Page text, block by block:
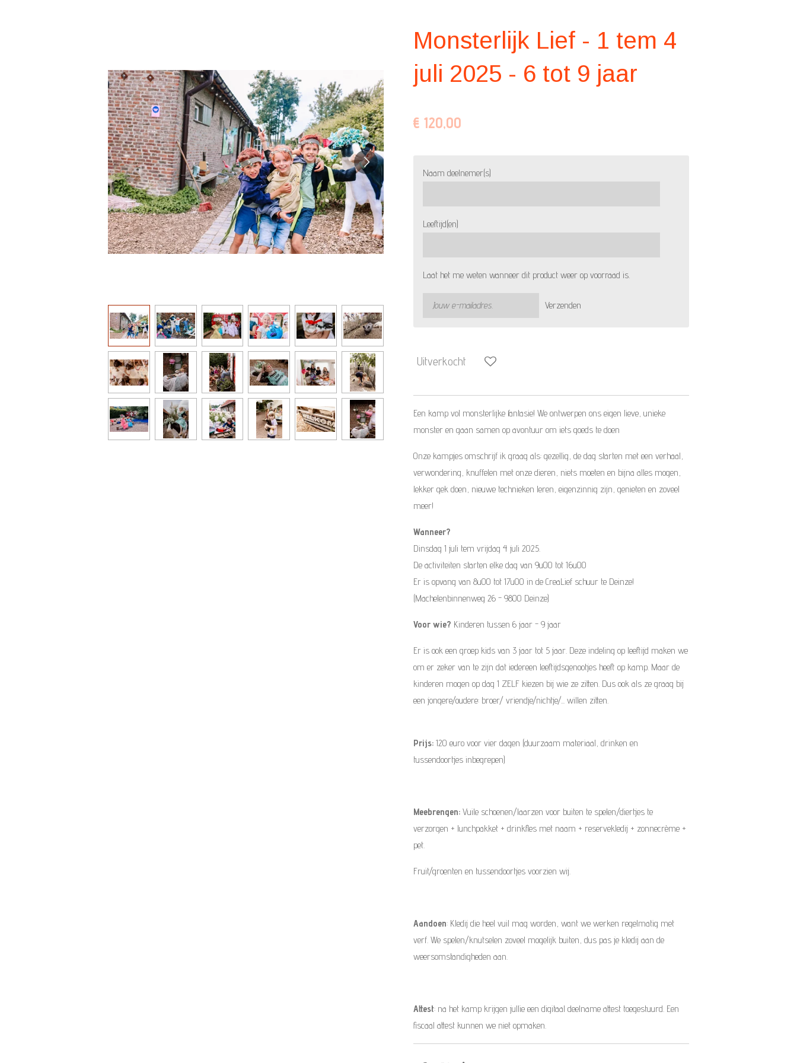
Monsterlijk Lief - 1 tem 4
juli 2025 - 6 tot 9 jaar
€ 120,00
Naam deelnemer(s)
Leeftijd(en)
Laat het me weten wanneer dit product weer op voorraad is.
Verzenden
Uitverkocht
Een kamp vol monsterlijke fantasie! We ontwerpen ons eigen lieve, unieke
monster en gaan samen op avontuur om iets goeds te doen
Onze kampjes omschrijf ik graag als: gezellig, de dag starten met een verhaal,
verwondering, knuffelen met onze dieren, niets moeten en bijna alles mogen,
lekker gek doen, nieuwe technieken leren, eigenzinnig zijn, genieten en zoveel
meer!
Wanneer?
Dinsdag 1 juli tem vrijdag 4 juli 2025.
De activiteiten starten elke dag van 9u00 tot 16u00
Er is opvang van 8u00 tot 17u00 in de CreaLief schuur te Deinze!
(Machelenbinnenweg 26 - 9800 Deinze)
Voor wie? Kinderen tussen 6 jaar - 9 jaar
Er is ook een groep kids van 3 jaar tot 5 jaar. Deze indeling op leeftijd maken we
om er zeker van te zijn dat iedereen leeftijdsgenootjes heeft op kamp. Maar de
kinderen mogen op dag 1 ZELF kiezen bij wie ze zitten. Dus ook als ze graag bij
een jongere/oudere: broer/ vriendje/nichtje/... willen zitten.
Prijs: 120 euro voor vier dagen (duurzaam materiaal, drinken en
tussendoortjes inbegrepen)
Meebrengen: Vuile schoenen/laarzen voor buiten te spelen/diertjes te
verzorgen + lunchpakket + drinkfles met naam + reservekledij + zonnecrème +
pet.
Fruit/groenten en tussendoortjes voorzien wij.
Aandoen: Kledij die heel vuil mag worden, want we werken regelmatig met
verf. We spelen/knutselen zoveel mogelijk buiten, dus pas je kledij aan de
weersomstandigheden aan.
Attest: na het kamp krijgen jullie een digitaal deelname attest toegestuurd. Een
fiscaal attest kunnen we niet opmaken.